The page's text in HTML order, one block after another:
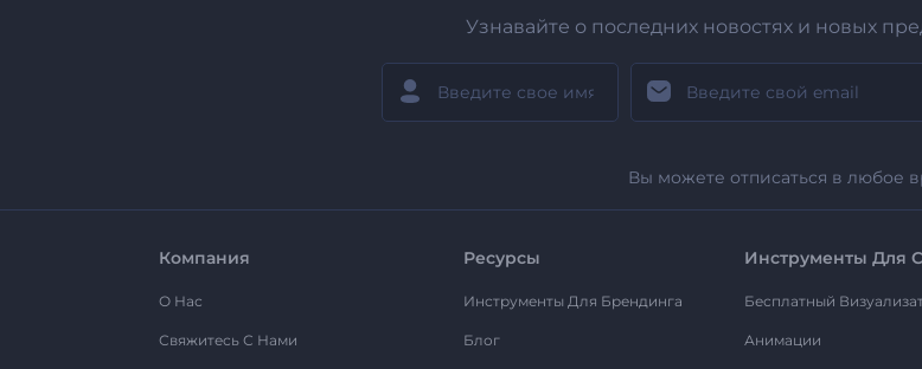
Узнавайте о последних новостях и новых
Вы можете отписаться в любое
Компания
О Нас
Свяжитесь С Нами
Ресурсы
Инструменты Для Брендинга
Блог
Инструменты Для
Бесплатный
Анимации